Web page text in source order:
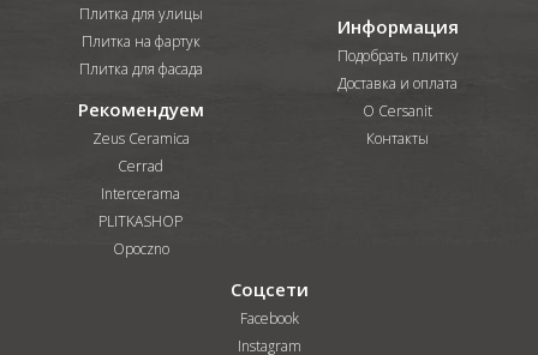
Плитка для улицы
Плитка на фартук
Плитка для фасада
Информация
Подобрать плитку
Доставка и оплата
О Cersanit
Контакты
Рекомендуем
Zeus Ceramica
Cerrad
Intercerama
PLITKASHOP
Opoczno
Соцсети
Facebook
Instagram